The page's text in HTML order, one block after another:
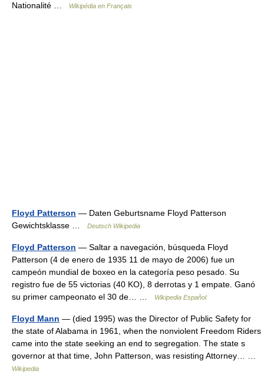
Nationalité …
Wikipédia en Français
Floyd Patterson — Daten Geburtsname Floyd Patterson
Gewichtsklasse …
Deutsch Wikipedia
Floyd Patterson — Saltar a navegación, búsqueda Floyd
Patterson (4 de enero de 1935 11 de mayo de 2006) fue un
campeón mundial de boxeo en la categoría peso pesado. Su
registro fue de 55 victorias (40 KO), 8 derrotas y 1 empate. Ganó
su primer campeonato el 30 de… …
Wikipedia Español
Floyd Mann — (died 1995) was the Director of Public Safety for
the state of Alabama in 1961, when the nonviolent Freedom Riders
came into the state seeking an end to segregation. The state s
governor at that time, John Patterson, was resisting Attorney… …
Wikipedia